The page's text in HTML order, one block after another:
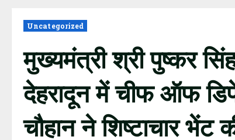
Uncategorized
मुख्यमंत्री श्री पुष्कर
देहरादून में चीफ ऑफ
चौहान ने शिष्टाचार भेंट